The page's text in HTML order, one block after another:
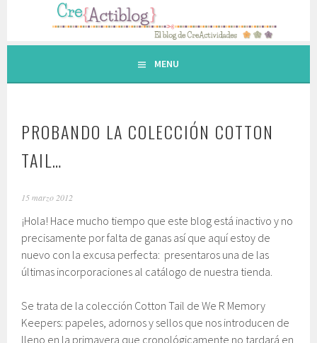
contenido.
MENU
PROBANDO LA COLECCIÓN COTTON
TAIL…
15 marzo 2012
¡Hola! Hace mucho tiempo que este blog está inactivo y no
precisamente por falta de ganas así que aquí estoy de
nuevo con la excusa perfecta: presentaros una de las
últimas incorporaciones al catálogo de nuestra tienda.
Se trata de la colección Cotton Tail de We R Memory
Keepers: papeles, adornos y sellos que nos introducen de
lleno en la primavera que cronológicamente no tardará en